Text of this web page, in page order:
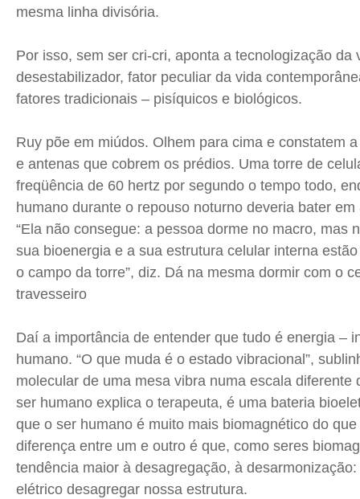
mesma linha divisória.
Por isso, sem ser cri-cri, aponta a tecnologização da
desestabilizador, fator peculiar da vida
fatores tradicionais – pisíquicos e biológicos.
Ruy põe em miúdos. Olhem para cima e constatem
e antenas que cobrem os prédios. Uma torre de
freqüência de 60 hertz por segundo o tempo todo,
humano durante o repouso noturno deveria bater
“Ela não consegue: a pessoa dorme no macro, mas
sua bioenergia e a sua estrutura celular interna
o campo da torre”, diz. Dá na mesma dormir com o
travesseiro
Daí a importância de entender que tudo é energia –
humano. “O que muda é o estado vibracional”,
molecular de uma mesa vibra numa escala diferente
ser humano explica o terapeuta, é uma bateria
que o ser humano é muito mais biomagnético do que
diferença entre um e outro é que, como seres
tendência maior à desagregação, à
elétrico desagregar nossa estrutura.